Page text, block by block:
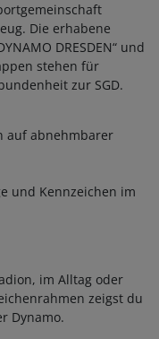
Die erhabene
DRESDEN“ und
stehen für
zur SGD.
auf abnehmbarer
und Kennzeichen im
im Alltag oder
zeigst du
Dynamo.